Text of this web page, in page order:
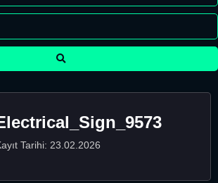
Tarihi: 23.02.2026